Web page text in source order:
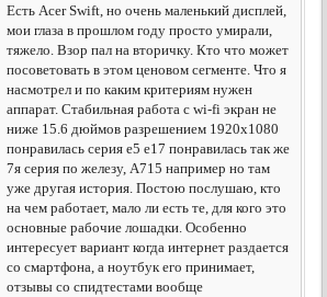
Есть Acer Swift, но очень маленький дисплей,
мои глаза в прошлом году просто умирали,
тяжело. Взор пал на вторичку. Кто что может
посоветовать в этом ценовом сегменте. Что я
насмотрел и по каким критериям нужен
аппарат. Стабильная работа с wi-fi экран не
ниже 15.6 дюймов разрешением 1920x1080
понравилась серия e5 e17 понравилась так же
7я серия по железу, A715 например но там
уже другая история. Постою послушаю, кто
на чем работает, мало ли есть те, для кого это
основные рабочие лошадки. Особенно
интересует вариант когда интернет раздается
со смартфона, а ноутбук его принимает,
отзывы со спидтестами вообще